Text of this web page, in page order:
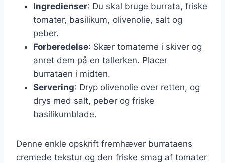
Ingredienser: Du skal bruge burrata, friske
tomater, basilikum, olivenolie, salt og
peber.
Forberedelse: Skær tomaterne i skiver og
anret dem på en tallerken. Placer
burrataen i midten.
Servering: Dryp olivenolie over retten, og
drys med salt, peber og friske
basilikumblade.
Denne enkle opskrift fremhæver burrataens
cremede tekstur og den friske smag af tomater